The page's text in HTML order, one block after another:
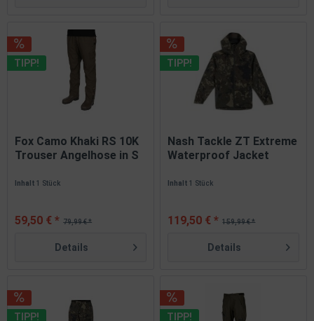
TIPP!
Fox Camo Khaki RS 10K
Trouser Angelhose in S
Inhalt1 Stück
79,99 € *
59,50 € *
Details
TIPP!
Nash Tackle ZT Extreme
Waterproof Jacket
Inhalt1 Stück
159,99 € *
119,50 € *
Details
TIPP! TIPP!